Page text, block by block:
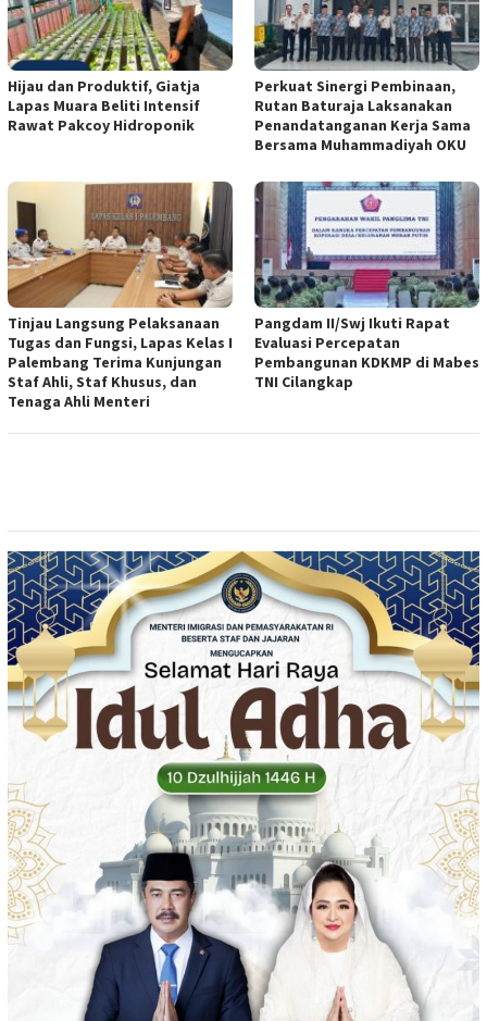
Hijau dan Produktif, Giatja
Lapas Muara Beliti Intensif
Rawat Pakcoy Hidroponik
Perkuat Sinergi Pembinaan,
Rutan Baturaja Laksanakan
Penandatanganan Kerja Sama
Bersama Muhammadiyah OKU
Tinjau Langsung Pelaksanaan
Tugas dan Fungsi, Lapas Kelas I
Palembang Terima Kunjungan
Staf Ahli, Staf Khusus, dan
Tenaga Ahli Menteri
Pangdam II/Swj Ikuti Rapat
Evaluasi Percepatan
Pembangunan KDKMP di Mabes
TNI Cilangkap